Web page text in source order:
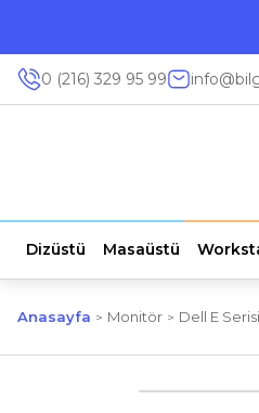
0 (216) 329 95 99
Dizüstü Masaüstü
Anasayfa Monitör Dell E Serisi